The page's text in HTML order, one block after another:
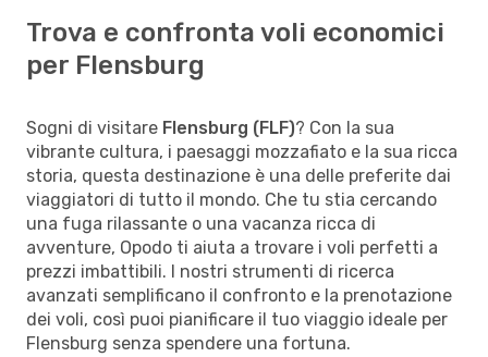
Trova e confronta voli economici
per Flensburg
Sogni di visitare Flensburg (FLF)? Con la sua
vibrante cultura, i paesaggi mozzafiato e la sua ricca
storia, questa destinazione è una delle preferite dai
viaggiatori di tutto il mondo. Che tu stia cercando
una fuga rilassante o una vacanza ricca di
avventure, Opodo ti aiuta a trovare i voli perfetti a
prezzi imbattibili. I nostri strumenti di ricerca
avanzati semplificano il confronto e la prenotazione
dei voli, così puoi pianificare il tuo viaggio ideale per
Flensburg senza spendere una fortuna.